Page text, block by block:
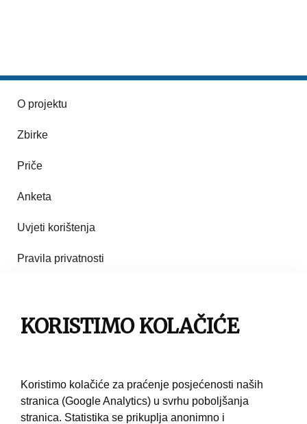
O projektu
Zbirke
Priče
Anketa
Uvjeti korištenja
Pravila privatnosti
Pravila korištenja
KORISTIMO KOLAČIĆE
Koristimo kolačiće za praćenje posjećenosti naših
stranica (Google Analytics) u svrhu poboljšanja
stranica. Statistika se prikuplja anonimno i